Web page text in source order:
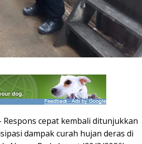
cepat kembali ditunjukkan
dampak curah hujan deras di